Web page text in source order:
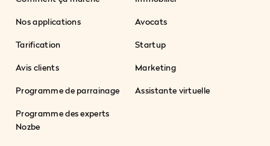
Nos applications
Tarification
Avis clients
Programme de parrainage
Programme des experts
Nozbe
Avocats
Startup
Marketing
Assistante virtuelle